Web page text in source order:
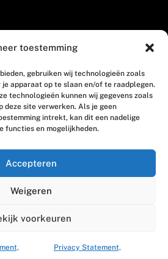
toestemming
gebruiken wij technologieën zoals
apparaat op te slaan en/of te raadplegen.
technologieën kunnen wij gegevens zoals
deze site verwerken. Als je geen
intrekt, kan dit een nadelige
functies en mogelijkheden.
Accepteren
Weigeren
voorkeuren
Privacy Statement,